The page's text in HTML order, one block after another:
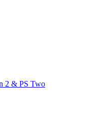
2 & PS Two